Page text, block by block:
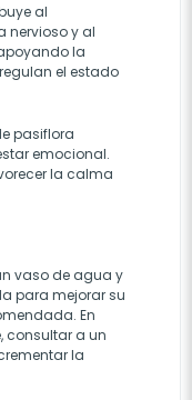
al
nervioso y al
la
el estado
pasiflora
emocional.
la calma
vaso de agua y
para mejorar su
En
consultar a un
la